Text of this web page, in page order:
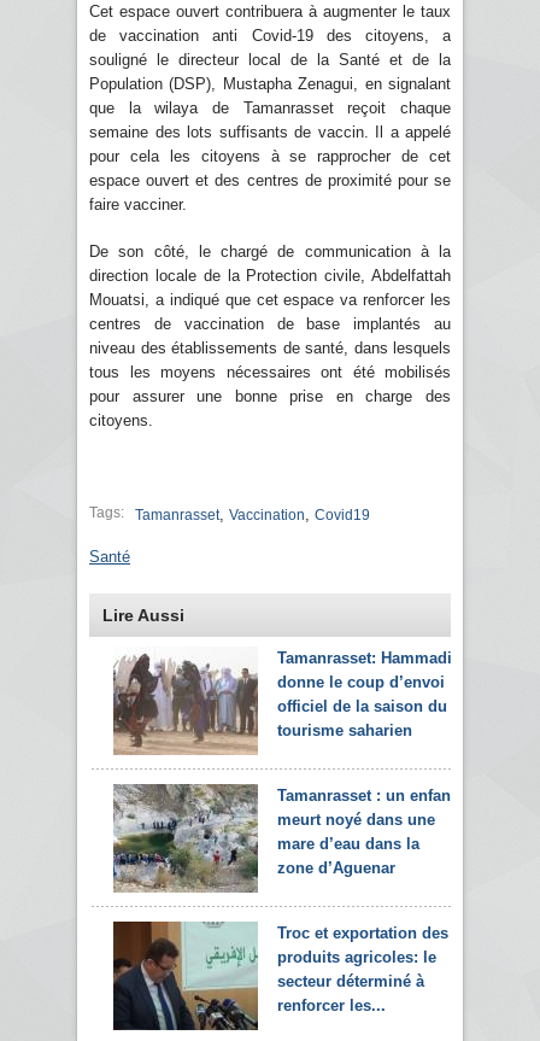
Cet espace ouvert contribuera à augmenter le taux
de vaccination anti Covid-19 des citoyens, a
souligné le directeur local de la Santé et de la
Population (DSP), Mustapha Zenagui, en signalant
que la wilaya de Tamanrasset reçoit chaque
semaine des lots suffisants de vaccin. Il a appelé
pour cela les citoyens à se rapprocher de cet
espace ouvert et des centres de proximité pour se
faire vacciner.
De son côté, le chargé de communication à la
direction locale de la Protection civile, Abdelfattah
Mouatsi, a indiqué que cet espace va renforcer les
centres de vaccination de base implantés au
niveau des établissements de santé, dans lesquels
tous les moyens nécessaires ont été mobilisés
pour assurer une bonne prise en charge des
citoyens.
Tags: Tamanrasset, Vaccination Covid19
Santé
Lire Aussi
Tamanrasset: Hammadi
donne le coup d’envoi
officiel de la saison du
tourisme saharien
Tamanrasset : un enfant
meurt noyé dans une
mare d’eau dans la
zone d’Aguenar
Troc et exportation des
produits agricoles: le
secteur déterminé à
renforcer les...